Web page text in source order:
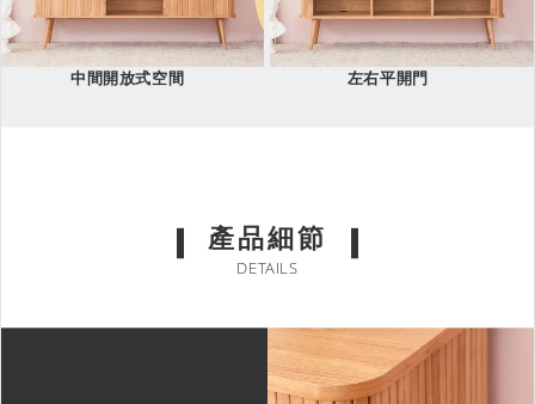
中間開放式空間 左右平開門
產品細節
DETAILS